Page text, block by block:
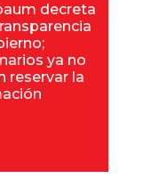
decreta
ya no
reservar la